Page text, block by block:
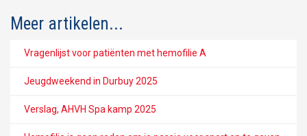
Meer artikelen...
Vragenlijst voor patiënten met hemofilie A
Jeugdweekend in Durbuy 2025
Verslag, AHVH Spa kamp 2025